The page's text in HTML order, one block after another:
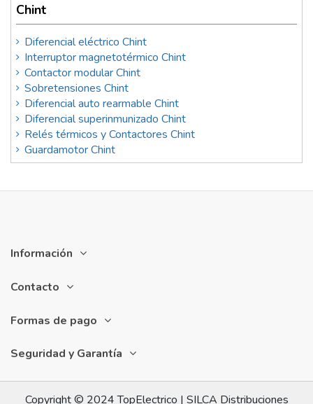
Chint
Diferencial eléctrico Chint
Interruptor magnetotérmico Chint
Contactor modular Chint
Sobretensiones Chint
Diferencial auto rearmable Chint
Diferencial superinmunizado Chint
Relés térmicos y Contactores Chint
Guardamotor Chint
Información
Contacto
Formas de pago
Seguridad y Garantía
Copyright © 2024 TopElectrico | SILCA Distribuciones